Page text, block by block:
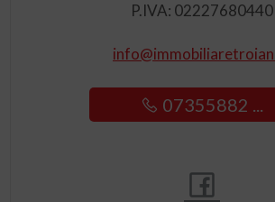
P.IVA: 02227680440
07355882 ...